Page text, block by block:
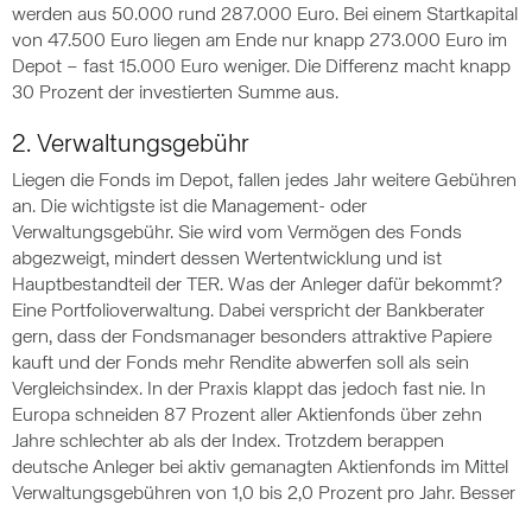
werden aus 50.000 rund 287.000 Euro. Bei einem Startkapital
von 47.500 Euro liegen am Ende nur knapp 273.000 Euro im
Depot – fast 15.000 Euro weniger. Die Differenz macht knapp
30 Prozent der investierten Summe aus.
2. Verwaltungsgebühr
Liegen die Fonds im Depot, fallen jedes Jahr weitere Gebühren
an. Die wichtigste ist die Management- oder
Verwaltungsgebühr. Sie wird vom Vermögen des Fonds
abgezweigt, mindert dessen Wertentwicklung und ist
Hauptbestandteil der TER. Was der Anleger dafür bekommt?
Eine Portfolioverwaltung. Dabei verspricht der Bankberater
gern, dass der Fondsmanager besonders attraktive Papiere
kauft und der Fonds mehr Rendite abwerfen soll als sein
Vergleichsindex. In der Praxis klappt das jedoch fast nie. In
Europa schneiden 87 Prozent aller Aktienfonds über zehn
Jahre schlechter ab als der Index. Trotzdem berappen
deutsche Anleger bei aktiv gemanagten Aktienfonds im Mittel
Verwaltungsgebühren von 1,0 bis 2,0 Prozent pro Jahr. Besser